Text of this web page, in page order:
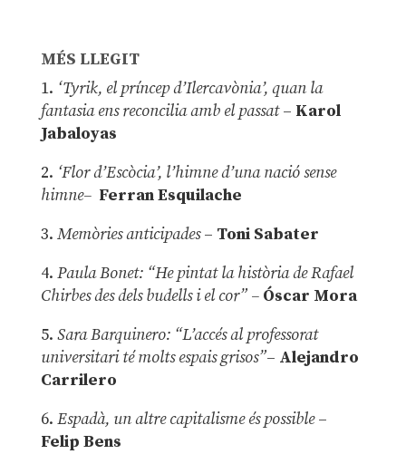
MÉS LLEGIT
1. ‘Tyrik, el príncep d’Ilercavònia’, quan la
fantasia ens reconcilia amb el passat– Karol
Jabaloyas
2. ‘Flor d’Escòcia’, l’himne d’una nació sense
himne– Ferran Esquilache
3. Memòries anticipades– Toni Sabater
4. Paula Bonet: “He pintat la història de Rafael
Chirbes des dels budells i el cor” –Óscar Mora
5. Sara Barquinero: “L’accés al professorat
universitari té molts espais grisos”– Alejandro
Carrilero
6. Espadà, un altre capitalisme és possible –
Felip Bens